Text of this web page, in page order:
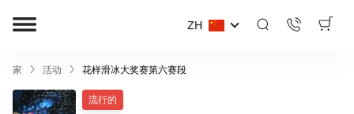
ZH
家 活动 花样滑冰大奖赛第六赛段
流行的